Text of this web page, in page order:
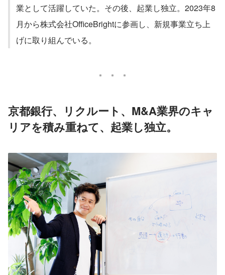
業として活躍していた。その後、起業し独立。2023年8
月から株式会社OfficeBrightに参画し、新規事業立ち上
げに取り組んでいる。
京都銀行、リクルート、M&A業界のキャ
リアを積み重ねて、起業し独立。